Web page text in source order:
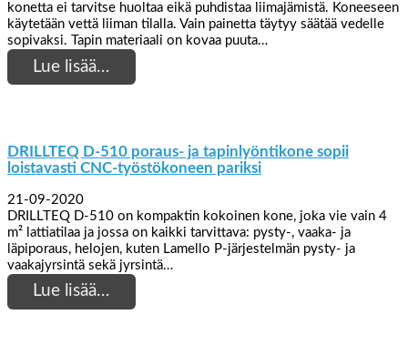
konetta ei tarvitse huoltaa eikä puhdistaa liimajämistä. Koneeseen
käytetään vettä liiman tilalla. Vain painetta täytyy säätää vedelle
sopivaksi. Tapin materiaali on kovaa puuta…
Lue lisää…
DRILLTEQ D-510 poraus- ja tapinlyöntikone sopii
loistavasti CNC-työstökoneen pariksi
21-09-2020
DRILLTEQ D-510 on kompaktin kokoinen kone, joka vie vain 4
m² lattiatilaa ja jossa on kaikki tarvittava: pysty-, vaaka- ja
läpiporaus, helojen, kuten Lamello P-järjestelmän pysty- ja
vaakajyrsintä sekä jyrsintä…
Lue lisää…